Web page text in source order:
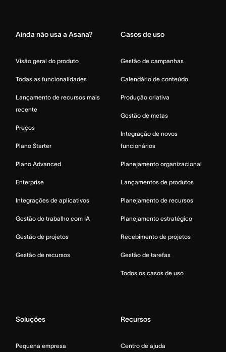
Ainda não usa a Asana?
Visão geral do produto
Todas as funcionalidades
Lançamento de recursos mais
recente
Preços
Plano Starter
Plano Advanced
Enterprise
Integrações de aplicativos
Gestão do trabalho com IA
Gestão de projetos
Gestão de recursos
Casos de uso
Gestão de campanhas
Calendário de conteúdo
Produção criativa
Gestão de metas
Integração de novos
funcionários
Planejamento organizacional
Lançamentos de produtos
Planejamento de recursos
Planejamento estratégico
Recebimento de projetos
Gestão de tarefas
Todos os casos de uso
Soluções
Pequena empresa
Recursos
Centro de ajuda